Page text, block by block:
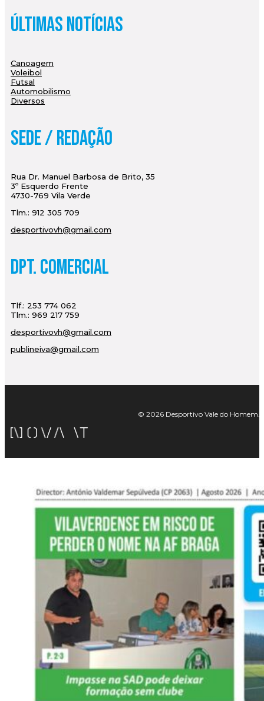
Últimas Notícias
Canoagem
Voleibol
Futsal
Automobilismo
Diversos
Sede / Redação
Rua Dr. Manuel Barbosa de Brito, 35
3º Esquerdo Frente
4730-769 Vila Verde
Tlm.: 912 305 709
desportivovh@gmail.com
Dpt. Comercial
Tlf.: 253 774 062
Tlm.: 969 217 759
desportivovh@gmail.com
publineiva@gmail.com
© 2026 Desportivo Vale do Homem.